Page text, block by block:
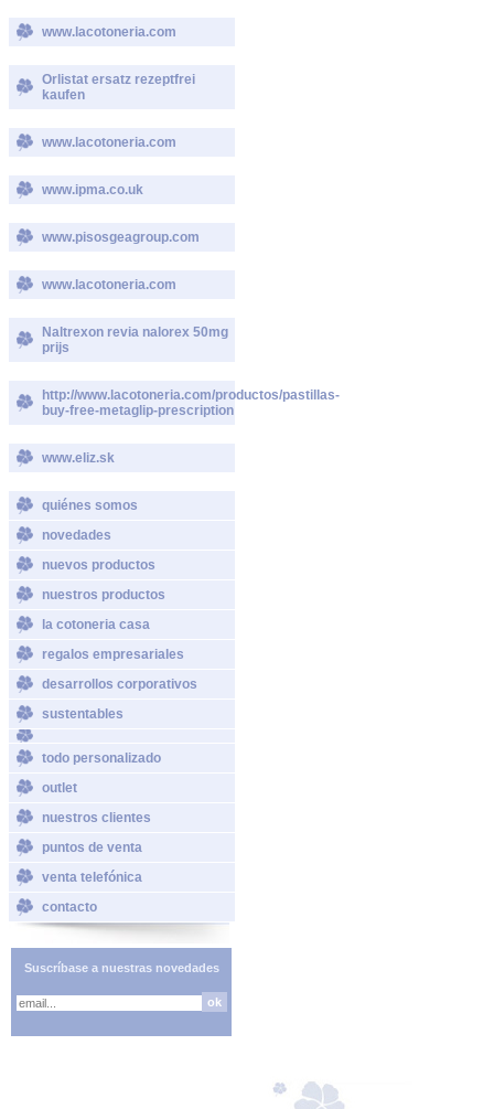
www.lacotoneria.com
Orlistat ersatz rezeptfrei
kaufen
www.lacotoneria.com
www.ipma.co.uk
www.pisosgeagroup.com
www.lacotoneria.com
Naltrexon revia nalorex 50mg
prijs
http://www.lacotoneria.com/productos/pastillas-
buy-free-metaglip-prescription
www.eliz.sk
quiénes somos
novedades
nuevos productos
nuestros productos
la cotoneria casa
regalos empresariales
desarrollos corporativos
sustentables
todo personalizado
outlet
nuestros clientes
puntos de venta
venta telefónica
contacto
Suscríbase a nuestras novedades